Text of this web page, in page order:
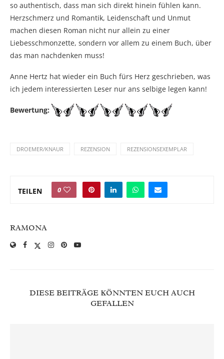
so authentisch, dass man sich direkt hinein fühlen kann.
Herzschmerz und Romantik, Leidenschaft und Unmut
machen diesen Roman nicht nur allein zu einer
Liebesschmonzette, sondern vor allem zu einem Buch, über
das man nachdenken muss!
Anne Hertz hat wieder ein Buch fürs Herz geschrieben, was
ich jedem interessierten Leser nur ans selbige legen kann!
Bewertung:
DROEMER/KNAUR REZENSION REZENSIONSEXEMPLAR
TEILEN 0
RAMONA
DIESE BEITRÄGE KÖNNTEN EUCH AUCH
GEFALLEN